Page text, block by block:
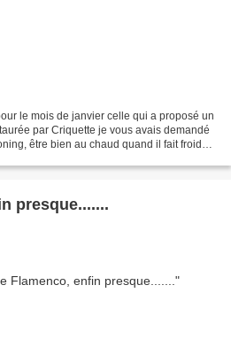
le mois de janvier celle qui a proposé un
par Criquette je vous avais demandé
être bien au chaud quand il fait froid
presque.......